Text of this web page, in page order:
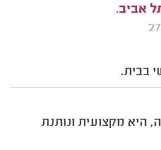
אביב.
בבית.
היא מקצועית ונותנת